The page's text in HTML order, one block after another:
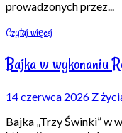
prowadzonych przez...
Czytaj więcej
Bajka w wykonaniu
14 czerwca 2026 Z
Bajka „Trzy Świnki” w